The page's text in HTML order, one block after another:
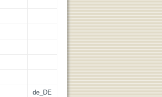
de_DE